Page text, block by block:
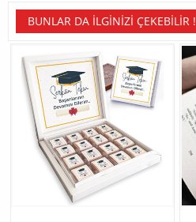
BUNLAR DA İLGINIZI ÇEKEBILIR !